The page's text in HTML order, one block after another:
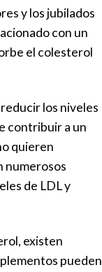
y los jubilados
con un
el colesterol
los niveles
contribuir a un
quieren
numerosos
de LDL y
existen
pueden